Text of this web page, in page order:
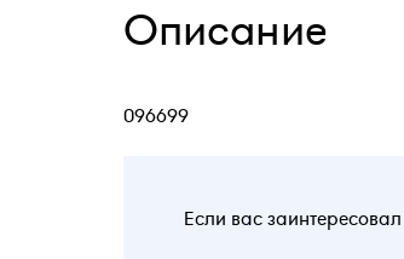
Описание
096699
Если вас